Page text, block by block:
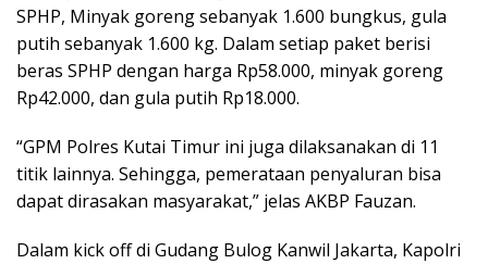
SPHP, Minyak goreng sebanyak 1.600 bungkus, gula
putih sebanyak 1.600 kg. Dalam setiap paket berisi
beras SPHP dengan harga Rp58.000, minyak goreng
Rp42.000, dan gula putih Rp18.000.
“GPM Polres Kutai Timur ini juga dilaksanakan di 11
titik lainnya. Sehingga, pemerataan penyaluran bisa
dapat dirasakan masyarakat,” jelas AKBP Fauzan.
Dalam kick off di Gudang Bulog Kanwil Jakarta, Kapolri